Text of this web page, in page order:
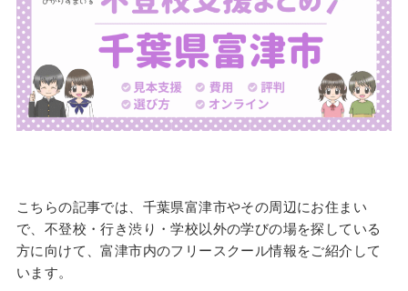
こちらの記事では、千葉県富津市やその周辺にお住まい
で、不登校・行き渋り・学校以外の学びの場を探している
方に向けて、富津市内のフリースクール情報をご紹介して
います。